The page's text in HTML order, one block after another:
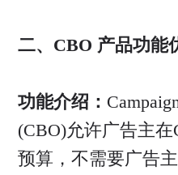
二、CBO 产品功能
功能介绍：
(CBO)允许广告主在
预算，不需要广告